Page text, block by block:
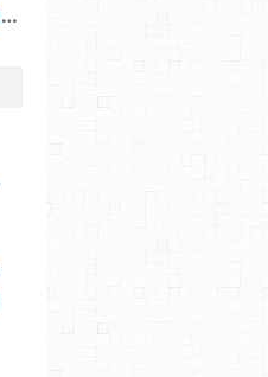
François, Ségo, Valérie, Julie et les autres